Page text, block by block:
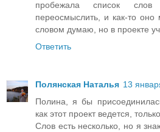
пробежала список
переосмыслить, и как-то
словом думаю, но в проекте
Ответить
Полянская Наталья 13
Полина, я бы
как этот проект ведется,
Слов есть несколько, но я